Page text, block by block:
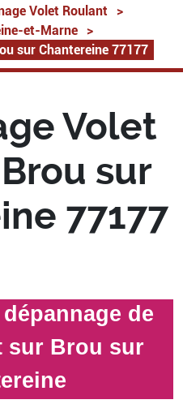
Volet Roulant
>
et-Marne
>
sur Chantereine 77177
Volet
sur
77177
de
sur Brou sur